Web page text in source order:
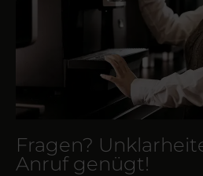
Fragen?
Anruf genügt!